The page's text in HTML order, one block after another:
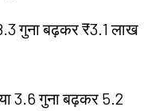
गुना बढ़कर ₹3.1 लाख
3.6 गुना बढ़कर 5.2